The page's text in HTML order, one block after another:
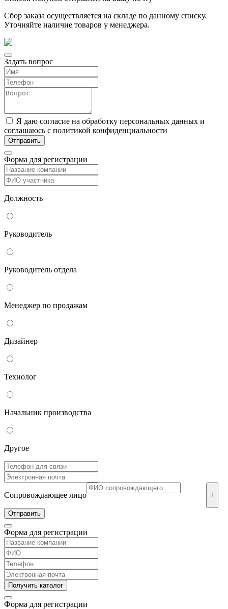
Сбор заказа осуществляется на складе по данному списку.
Уточняйте наличие товаров у менеджера.
Задать вопрос
Я даю согласие на обработку персональных данных и
соглашаюсь с политикой конфиденциальности
Форма для регистрации
Должность
Руководитель
Руководитель отдела
Менеджер по продажам
Дизайнер
Технолог
Начальник производства
Другое
Сопровождающее лицо +
Форма для регистрации
Форма для регистрации